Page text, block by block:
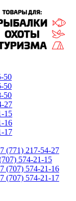
50
50
50
27
15
16
17
(771) 217-54-27
574-21-15
(707) 574-21-16
(707) 574-21-17